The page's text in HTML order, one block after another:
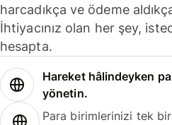
harcadıkça ve ödeme
İhtiyacınız olan her şey,
hesapta.
Hareket hâlindeyken
yönetin.
Para birimlerinizi tek